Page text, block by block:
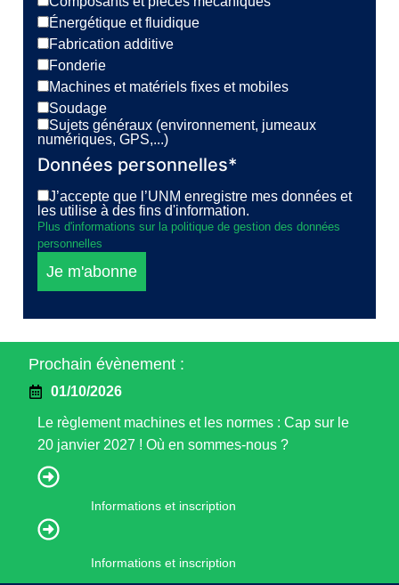
Énergétique et fluidique
Fabrication additive
Fonderie
Machines et matériels fixes et mobiles
Soudage
Sujets généraux (environnement, jumeaux
numériques, GPS,...)
Données personnelles*
J’accepte que l’UNM enregistre mes données et
les utilise à des fins d'information.
Plus d'informations sur la politique de gestion des données
personnelles
Je m'abonne
Prochain évènement :
01/10/2026
Le règlement machines et les normes : Cap sur le
20 janvier 2027 ! Où en sommes-nous ?
Informations et inscription
Informations et inscription